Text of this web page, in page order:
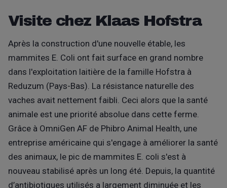
Visite chez Klaas Hofstra
Après la construction d'une nouvelle étable, les
mammites E. Coli ont fait surface en grand nombre
dans l'exploitation laitière de la famille Hofstra à
Reduzum (Pays-Bas). La résistance naturelle des
vaches avait nettement faibli. Ceci alors que la santé
animale est une priorité absolue dans cette ferme.
Grâce à OmniGen AF de Phibro Animal Health, une
entreprise américaine qui s'engage à améliorer la santé
des animaux, le pic de mammites E. coli s'est à
nouveau stabilisé après un long été. Depuis, la quantité
d’antibiotiques utilisés a largement diminuée et les